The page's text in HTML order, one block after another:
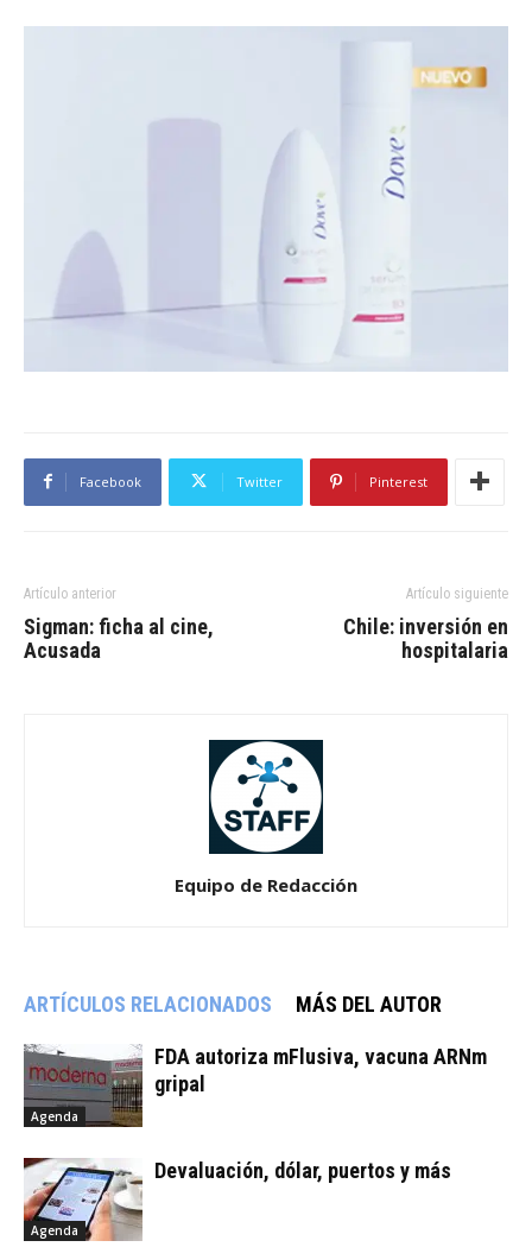
Facebook Twitter Pinterest
Artículo anterior
Sigman: ficha al cine,
Acusada
Artículo siguiente
Chile: inversión en
hospitalaria
Equipo de Redacción
ARTÍCULOS RELACIONADOS MÁS DEL AUTOR
Agenda
FDA autoriza mFlusiva, vacuna ARNm
gripal
Agenda
Devaluación, dólar, puertos y más